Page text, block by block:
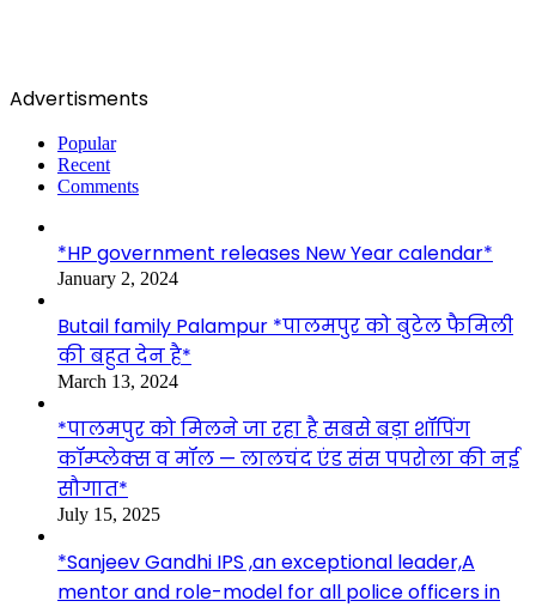
Advertisments
Popular
Recent
Comments
*HP government releases New Year calendar*
January 2, 2024
Butail family Palampur *पालमपुर को बुटेल फैमिली
की बहुत देन है*
March 13, 2024
*पालमपुर को मिलने जा रहा है सबसे बड़ा शॉपिंग
कॉम्प्लेक्स व मॉल — लालचंद एंड संस पपरोला की नई
सौगात*
July 15, 2025
*Sanjeev Gandhi IPS ,an exceptional leader,A
mentor and role-model for all police officers in